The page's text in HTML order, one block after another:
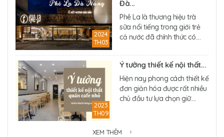
2024
TH03
Đà...
Phê La là thương hiệu trà
sữa nổi tiếng trong giới trẻ
cả nước đã chính thức có....
2023
TH09
Ý tưởng thiết kế nội thất...
Hiện nay phong cách thiết kế
đơn giản hóa được rất nhiều
chủ đầu tư lựa chọn giữ....
XEM THÊM